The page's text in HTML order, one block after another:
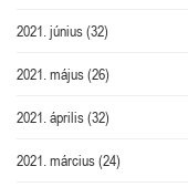
2021. június(32)
2021. május(26)
2021. április(32)
2021. március(24)